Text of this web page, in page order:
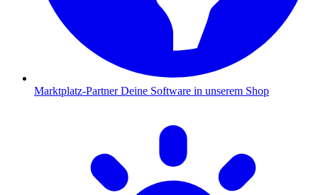
Marktplatz-Partner Deine Software in unserem Shop